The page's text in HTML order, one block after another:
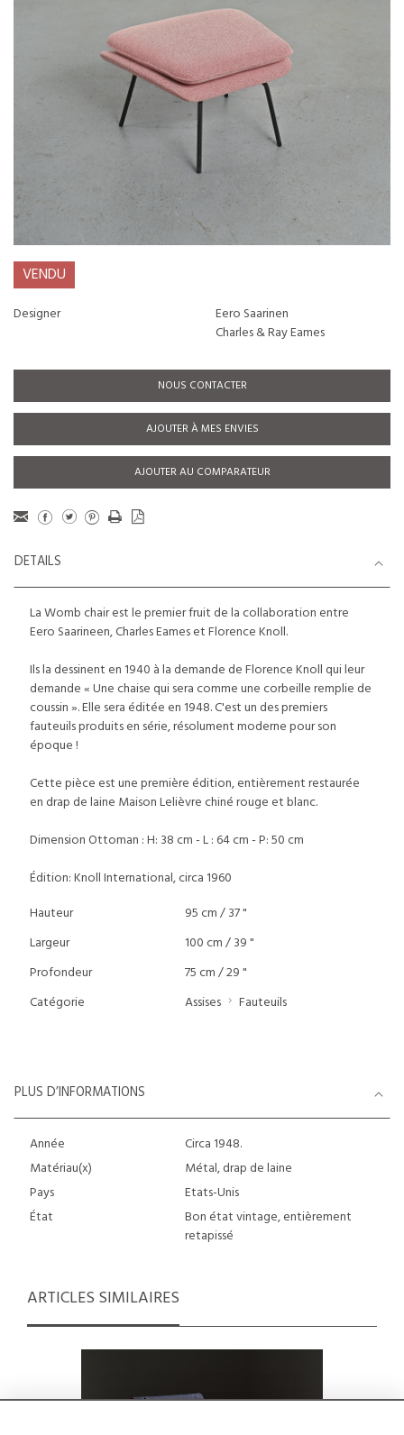
VENDU
Designer
Eero Saarinen
Charles & Ray Eames
NOUS CONTACTER
AJOUTER À MES ENVIES
AJOUTER AU COMPARATEUR
DETAILS
La Womb chair est le premier fruit de la collaboration entre
Eero Saarineen, Charles Eames et Florence Knoll.
Ils la dessinent en 1940 à la demande de Florence Knoll qui leur
demande « Une chaise qui sera comme une corbeille remplie de
coussin ». Elle sera éditée en 1948. C'est un des premiers
fauteuils produits en série, résolument moderne pour son
époque !
Cette pièce est une première édition, entièrement restaurée
en drap de laine Maison Lelièvre chiné rouge et blanc.
Dimension Ottoman : H: 38 cm - L : 64 cm - P: 50 cm
Édition: Knoll International, circa 1960
Hauteur
95 cm / 37 "
Largeur
100 cm / 39 "
Profondeur
75 cm / 29 "
Catégorie
Assises Fauteuils
PLUS D’INFORMATIONS
Année
Circa 1948.
Matériau(x)
Métal, drap de laine
Pays
Etats-Unis
État
Bon état vintage, entièrement
retapissé
ARTICLES SIMILAIRES